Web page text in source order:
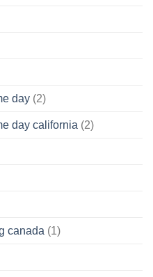
day (2)
day california (2)
canada (1)